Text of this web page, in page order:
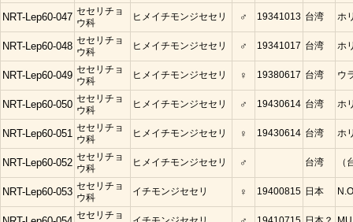
NRT-Lep60-047 セセリチョ
ウ科
ヒメイチモンジセセリ ♂ 19341013 台湾 ホ
NRT-Lep60-048 セセリチョ
ウ科
ヒメイチモンジセセリ ♂ 19341017 台湾 ホ
NRT-Lep60-049 セセリチョ
ウ科
ヒメイチモンジセセリ ♀ 19380617 台湾 ウ
NRT-Lep60-050 セセリチョ
ウ科
ヒメイチモンジセセリ ♂ 19430614 台湾 ホ
NRT-Lep60-051 セセリチョ
ウ科
ヒメイチモンジセセリ ♀ 19430614 台湾 ホ
NRT-Lep60-052 セセリチョ
ウ科
ヒメイチモンジセセリ ♂ 台湾 （
NRT-Lep60-053 セセリチョ
ウ科
イチモンジセセリ ♀ 19400815 日本
セセリチョ